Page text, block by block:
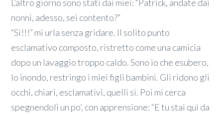
L’altro giorno sono stati dai miei: “Patrick, andate dai
nonni, adesso, sei contento?”
“Sì!!!” mi urla senza gridare. Il solito punto
esclamativo composto, ristretto come una camicia
dopo un lavaggio troppo caldo. Sono io che esubero,
lo inondo, restringo i miei figli bambini. Gli ridono gli
occhi, chiari, esclamativi, quelli sì. Poi mi cerca
spegnendoli un po’, con apprensione: “E tu stai qui da